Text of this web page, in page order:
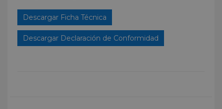
Descargar Ficha Técnica
Descargar Declaración de Conformidad